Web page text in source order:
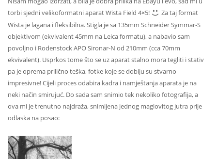
torbi sjedni velikoformatni aparat Wista Field 4×5!
Za taj format
Wista je lagana i fleksibilna. Stigla je sa 135mm Schneider Symmar-S
objektivom (ekvivalent 45mm na Leica formatu), a nabavio sam
povoljno i Rodenstock APO Sironar-N od 210mm (cca 70mm
ekvivalent). Usprkos tome što se uz aparat stalno mora tegliti i stativ
pa je oprema prilično teška, fotke koje se dobiju su stvarno
impresivne! Cijeli proces odabira kadra i namještanja aparata je na
neki način smirujuć. Do sada sam snimio tek nekoliko fotografija, a
ova mi je trenutno najdraža, snimljena jednog maglovitog jutra prije
odlaska na posao: